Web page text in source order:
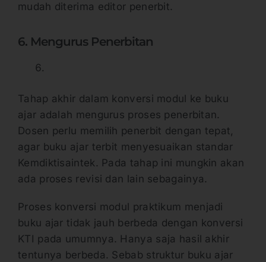
mudah diterima editor penerbit.
6. Mengurus Penerbitan
Tahap akhir dalam konversi modul ke buku
ajar adalah mengurus proses penerbitan.
Dosen perlu memilih penerbit dengan tepat,
agar buku ajar terbit menyesuaikan standar
Kemdiktisaintek. Pada tahap ini mungkin akan
ada proses revisi dan lain sebagainya.
Proses konversi modul praktikum menjadi
buku ajar tidak jauh berbeda dengan konversi
KTI pada umumnya. Hanya saja hasil akhir
tentunya berbeda. Sebab struktur buku ajar